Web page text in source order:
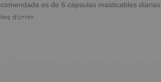
es de 6 cápsulas masticables diarias.
diarias.
y Omega 6